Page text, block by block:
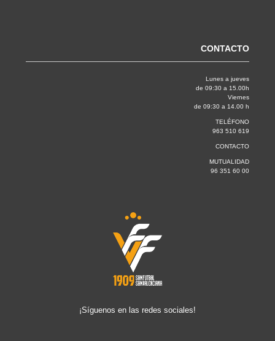
CONTACTO
Lunes a jueves
de 09:30 a 15.00h
Viernes
de 09:30 a 14.00 h
TELÉFONO
963 510 619
CONTACTO
MUTUALIDAD
96 351 60 00
¡Síguenos en las redes sociales!